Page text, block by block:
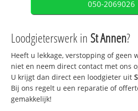
050-2069026
Loodgieterswerk in St Annen?
Heeft u lekkage, verstopping of geen
niet en neem direct contact met ons
U krijgt dan direct een loodgieter uit
Bij ons regelt u een reparatie of
gemakkelijk!